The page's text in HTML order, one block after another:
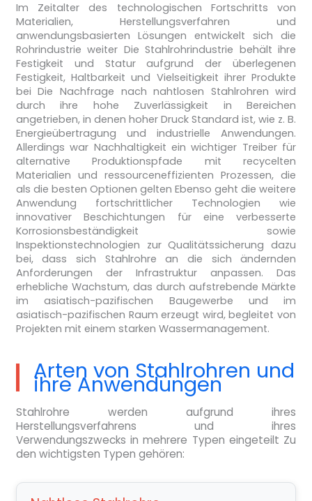
Im Zeitalter des technologischen Fortschritts von
Materialien, Herstellungsverfahren und
anwendungsbasierten Lösungen entwickelt sich die
Rohrindustrie weiter Die Stahlrohrindustrie behält ihre
Festigkeit und Statur aufgrund der überlegenen
Festigkeit, Haltbarkeit und Vielseitigkeit ihrer Produkte
bei Die Nachfrage nach nahtlosen Stahlrohren wird
durch ihre hohe Zuverlässigkeit in Bereichen
angetrieben, in denen hoher Druck Standard ist, wie z. B.
Energieübertragung und industrielle Anwendungen.
Allerdings war Nachhaltigkeit ein wichtiger Treiber für
alternative Produktionspfade mit recycelten
Materialien und ressourceneffizienten Prozessen, die
als die besten Optionen gelten Ebenso geht die weitere
Anwendung fortschrittlicher Technologien wie
innovativer Beschichtungen für eine verbesserte
Korrosionsbeständigkeit sowie
Inspektionstechnologien zur Qualitätssicherung dazu
bei, dass sich Stahlrohre an die sich ändernden
Anforderungen der Infrastruktur anpassen. Das
erhebliche Wachstum, das durch aufstrebende Märkte
im asiatisch-pazifischen Baugewerbe und im
asiatisch-pazifischen Raum erzeugt wird, begleitet von
Projekten mit einem starken Wassermanagement.
Arten von Stahlrohren und
ihre Anwendungen
Stahlrohre werden aufgrund ihres
Herstellungsverfahrens und ihres
Verwendungszwecks in mehrere Typen eingeteilt Zu
den wichtigsten Typen gehören: